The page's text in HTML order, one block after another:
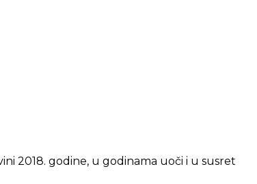
2018. godine, u godinama uoči i u susret